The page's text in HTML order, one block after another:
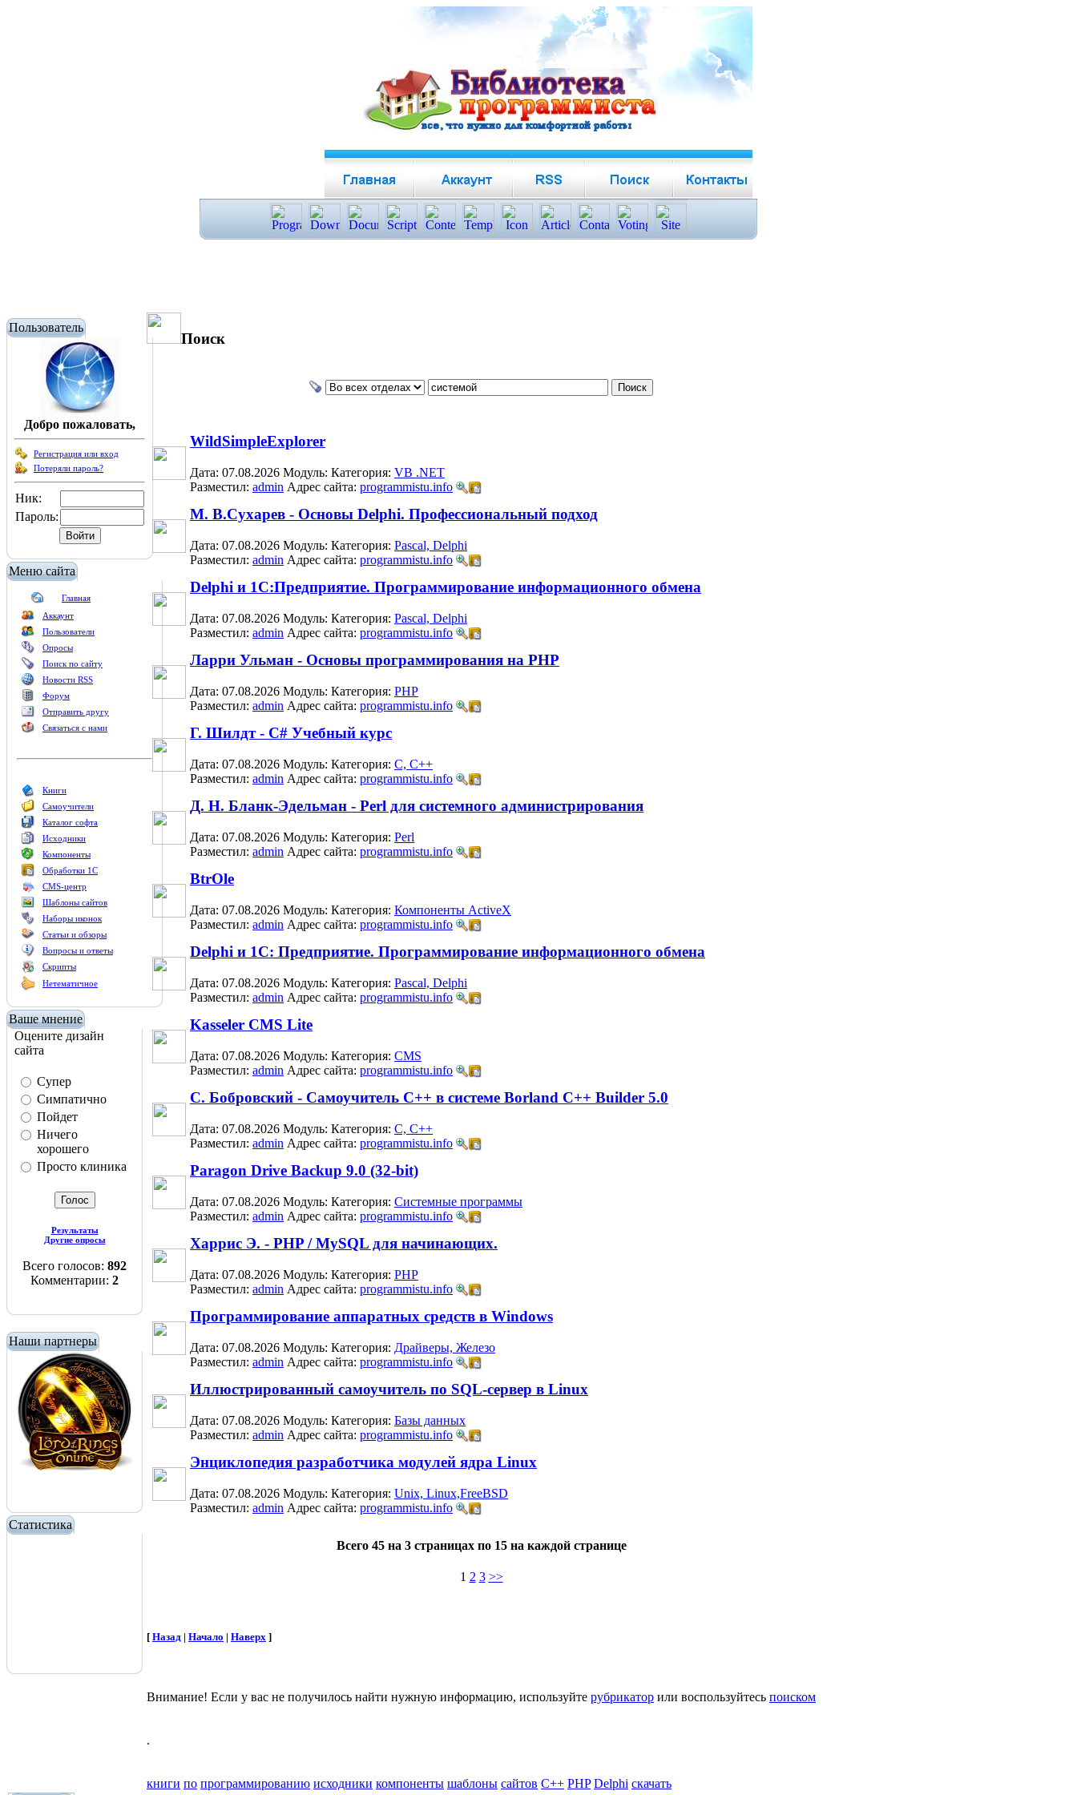
Пользователь
Добро пожаловать,
Регистрация или вход
Потеряли пароль?
Ник:
Пароль:
Меню сайта
Главная
Аккаунт
Пользователи
Опросы
Поиск по сайту
Новости RSS
Форум
Отправить другу
Связаться с нами
Книги
Самоучители
Каталог софта
Исходники
Компоненты
Обработки 1С
CMS-центр
Шаблоны сайтов
Наборы иконок
Статьи и обзоры
Вопросы и ответы
Скрипты
Нетематичное
Ваше мнение
Оцените дизайн
сайта
Супер
Симпатично
Пойдет
Ничего
хорошего
Просто клиника
Результаты
Другие опросы
Всего голосов: 892
Комментарии: 2
Наши партнеры
Статистика
Поиск
WildSimpleExplorer
Дата: 07.08.2026 Модуль: Категория: VB .NET
Разместил: admin Адрес сайта: programmistu.info
М. В.Сухарев - Основы Delphi. Профессиональный подход
Дата: 07.08.2026 Модуль: Категория: Pascal, Delphi
Разместил: admin Адрес сайта: programmistu.info
Delphi и 1С:Предприятие. Программирование информационного обмена
Дата: 07.08.2026 Модуль: Категория: Pascal, Delphi
Разместил: admin Адрес сайта: programmistu.info
Ларри Ульман - Основы программирования на РНР
Дата: 07.08.2026 Модуль: Категория: PHP
Разместил: admin Адрес сайта: programmistu.info
Г. Шилдт - С# Учебный курс
Дата: 07.08.2026 Модуль: Категория: C, C++
Разместил: admin Адрес сайта: programmistu.info
Д. Н. Бланк-Эдельман - Perl для системного администрирования
Дата: 07.08.2026 Модуль: Категория: Perl
Разместил: admin Адрес сайта: programmistu.info
BtrOle
Дата: 07.08.2026 Модуль: Категория: Компоненты ActiveX
Разместил: admin Адрес сайта: programmistu.info
Delphi и 1C: Предприятие. Программирование информационного обмена
Дата: 07.08.2026 Модуль: Категория: Pascal, Delphi
Разместил: admin Адрес сайта: programmistu.info
Kasseler CMS Lite
Дата: 07.08.2026 Модуль: Категория: CMS
Разместил: admin Адрес сайта: programmistu.info
С. Бобровский - Самоучитель С++ в системе Borland C++ Builder 5.0
Дата: 07.08.2026 Модуль: Категория: C, C++
Разместил: admin Адрес сайта: programmistu.info
Paragon Drive Backup 9.0 (32-bit)
Дата: 07.08.2026 Модуль: Категория: Системные программы
Разместил: admin Адрес сайта: programmistu.info
Харрис Э. - PHP / MySQL для начинающих.
Дата: 07.08.2026 Модуль: Категория: PHP
Разместил: admin Адрес сайта: programmistu.info
Программирование аппаратных средств в Windows
Дата: 07.08.2026 Модуль: Категория: Драйверы, Железо
Разместил: admin Адрес сайта: programmistu.info
Иллюстрированный самоучитель по SQL-сервер в Linux
Дата: 07.08.2026 Модуль: Категория: Базы данных
Разместил: admin Адрес сайта: programmistu.info
Энциклопедия разработчика модулей ядра Linux
Дата: 07.08.2026 Модуль: Категория: Unix, Linux,FreeBSD
Разместил: admin Адрес сайта: programmistu.info
Всего 45 на 3 страницах по 15 на каждой странице
1 2 3 >>
[ Назад | Начало | Наверх ]
Внимание! Если у вас не получилось найти нужную информацию, используйте рубрикатор или воспользуйтесь поиском
.
книги по программированию исходники компоненты шаблоны сайтов C++ PHP Delphi скачать